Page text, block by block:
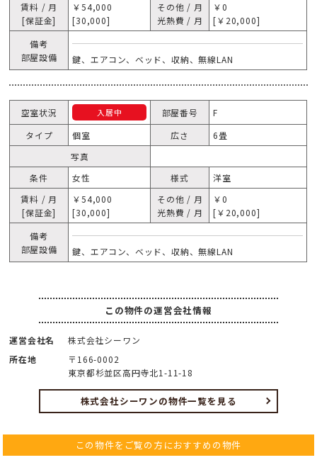
賃料 / 月
[保証金]
￥54,000
[30,000]
その他 / 月
光熱費 / 月
￥0
[￥20,000]
備考
部屋設備
鍵、エアコン、ベッド、収納、無線LAN
空室状況 入居中 部屋番号
F
タイプ
個室 広さ
6畳
写真
条件
女性 様式
洋室
賃料 / 月
[保証金]
￥54,000
[30,000]
その他 / 月
光熱費 / 月
￥0
[￥20,000]
備考
部屋設備
鍵、エアコン、ベッド、収納、無線LAN
この物件の運営会社情報
運営会社名
株式会社シーワン
所在地
〒166-0002
東京都杉並区高円寺北1-11-18
株式会社シーワンの物件一覧を見る
この物件をご覧の方におすすめの物件